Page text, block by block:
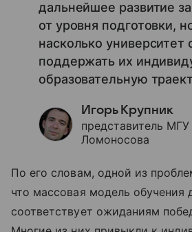
дальнейшее развитие
от уровня подготовки,
насколько университет
поддержать их
образовательную
Игорь Крупник
представитель
Ломоносова
По его словам, одной из
что массовая модель обучения
соответствует ожиданиям